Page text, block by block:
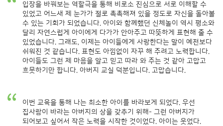
입장을 바꿔보는 역할극을 통해 비로소 진심으로 서로 이해할 수
있었고 어느새 제 눈가가 절로 촉촉해져 있을 정도로 자신을 돌아볼
수 있는 기회가 되었습니다. 아이와 함께했던 신체놀이 역시 평소와
달리 자연스럽게 아이에게 다가가 안아주고 따뜻하게 표현해 줄 수
있었습니다. 그래도, 이제는 아이들에게 사랑한다는 말이 예전보다
쉬워진 것 같습니다. 표현도 아낌없이 자꾸 해 주려고 노력합니다.
아이들도 그런 제 마음을 알고 믿고 따라 와 주는 것 같아 고맙고
흐뭇하기만 합니다. 아버지 교실 덕분입니다. 고맙습니다.
이번 교육을 통해 나는 최소한 아이를 바라보게 되었다. 우선
집사람이 바라는 아버지의 상을 갖추기 위해- 그런 아버지가
되어보고 싶어서 작은 노력을 시작한 것이었다. 아이는 웃었다.